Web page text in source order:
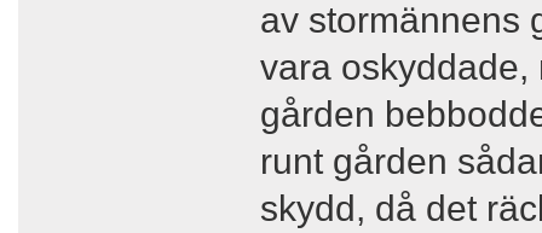
av stormännens
vara
gården
runt gården
skydd, då det